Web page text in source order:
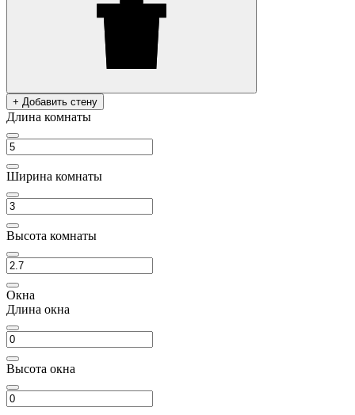
+ Добавить стену
Длина комнаты
Ширина комнаты
Высота комнаты
Окна
Длина окна
Высота окна